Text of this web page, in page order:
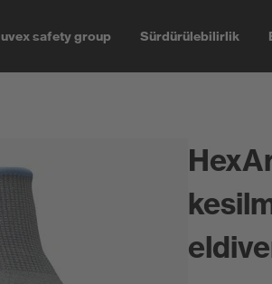
uvex safety group Sürdürülebilirlik